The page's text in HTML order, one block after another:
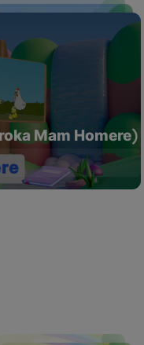
Mam Homere)